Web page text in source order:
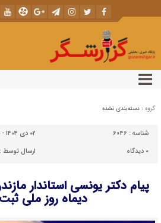
گروه : دسته‌بندی نشده
شناسه : 6046
۰۲ دی ۱۴۰۴ - ۱۵:۲۰
۰ دیدگاه ارسال توسط :
پیام دکتر یونسی استاندار
دیماه روز ملی